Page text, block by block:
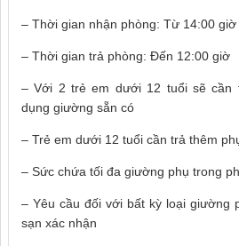
– Thời gian nhận phòng: Từ 14:00 giờ
– Thời gian trả phòng: Đến 12:00 giờ
– Với 2 trẻ em dưới 12 tuổi sẽ cần
dụng giường sẵn có
– Trẻ em dưới 12 tuổi cần trả thêm
– Sức chứa tối đa giường phụ trong
– Yêu cầu đối với bất kỳ loại giường
sạn xác nhận